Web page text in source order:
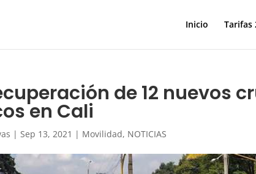
Inicio Tarifas
de 12 nuevos
en Cali
|Sep 13, 2021 | Movilidad, NOTICIAS